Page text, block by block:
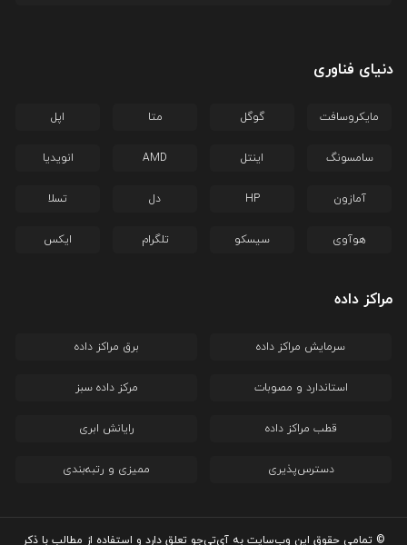
دنیای فناوری
مایکروسافت گوگل متا اپل
سامسونگ اینتل AMD انویدیا
آمازون HP دل تسلا
هوآوی سیسکو تلگرام ایکس
مراکز داده
سرمایش مراکز داده برق مراکز داده
استاندارد و مصوبات مرکز داده سبز
قطب مراکز داده رایانش ابری
دسترس‌پذیری ممیزی و رتبه‌بندی
© تمامی حقوق این وب‌سایت به آی‌تی‌جو تعلق دارد و استفاده از مطالب با ذکر